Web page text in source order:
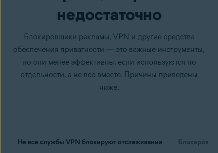
недостаточно
Блокировщики рекламы, VPN и другие средства
обеспечения приватности — это важные инструменты,
но они менее эффективны, если используются по
отдельности, а не все вместе. Причины приведены
ниже.
Не все службы VPN блокируют отслеживание